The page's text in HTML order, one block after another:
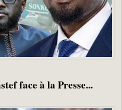
face à la Presse...